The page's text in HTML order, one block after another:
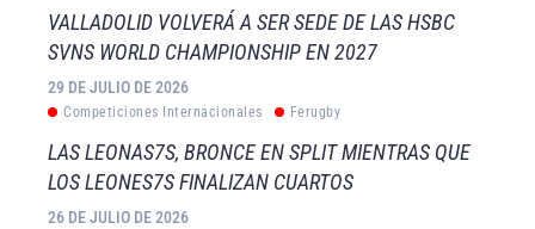
VALLADOLID VOLVERÁ A SER SEDE DE LAS HSBC
SVNS WORLD CHAMPIONSHIP EN 2027
29 DE JULIO DE 2026
Competiciones Internacionales Ferugby
LAS LEONAS7S, BRONCE EN SPLIT MIENTRAS QUE
LOS LEONES7S FINALIZAN CUARTOS
26 DE JULIO DE 2026